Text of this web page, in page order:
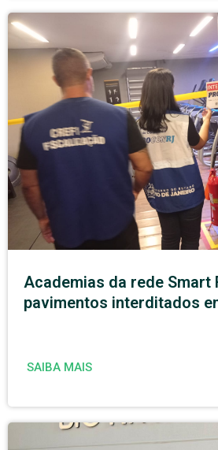
Academias da rede Smart
pavimentos interditados
SAIBA MAIS